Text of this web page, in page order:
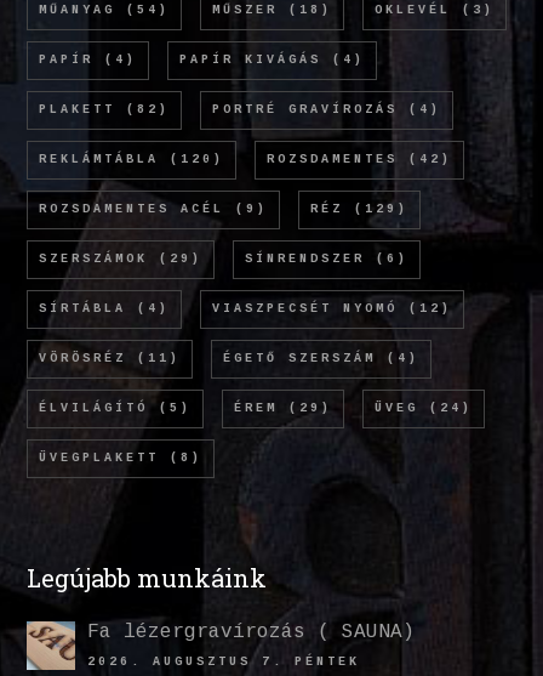
MŰANYAG (54) MŰSZER (18) OKLEVÉL (3)
PAPÍR (4) PAPÍR KIVÁGÁS (4)
PLAKETT (82) PORTRÉ GRAVÍROZÁS (4)
REKLÁMTÁBLA (120) ROZSDAMENTES (42)
ROZSDAMENTES ACÉL (9) RÉZ (129)
SZERSZÁMOK (29) SÍNRENDSZER (6)
SÍRTÁBLA (4) VIASZPECSÉT NYOMÓ (12)
VÖRÖSRÉZ (11) ÉGETŐ SZERSZÁM (4)
ÉLVILÁGÍTÓ (5) ÉREM (29) ÜVEG (24)
ÜVEGPLAKETT (8)
Legújabb munkáink
Fa lézergravírozás ( SAUNA)
2026. AUGUSZTUS 7. PÉNTEK